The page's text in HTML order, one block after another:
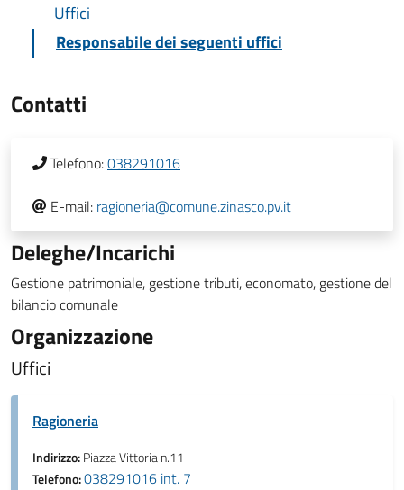
Uffici
Responsabile dei seguenti uffici
Contatti
Telefono:038291016
E-mail: ragioneria@comune.zinasco.pv.it
Deleghe/Incarichi
Gestione patrimoniale, gestione tributi, economato, gestione del
bilancio comunale
Organizzazione
Uffici
Ragioneria
Indirizzo:Piazza Vittoria n.11
Telefono:038291016 int. 7